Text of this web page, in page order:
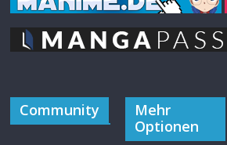
Community
Mehr
Optionen